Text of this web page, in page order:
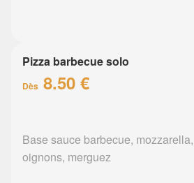
Pizza barbecue solo
Dès 8.50 €
Base sauce barbecue,
oignons, merguez